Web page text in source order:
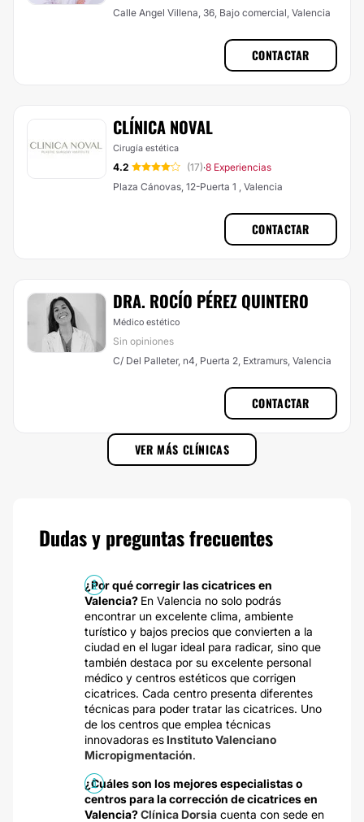
Calle Angel Villena, 36, Bajo comercial, Valencia
CONTACTAR
CLÍNICA NOVAL
Cirugía estética
4.2 (17)·8 Experiencias
Plaza Cánovas, 12-Puerta 1 , Valencia
CONTACTAR
DRA. ROCÍO PÉREZ QUINTERO
Médico estético
Sin opiniones
C/ Del Palleter, n4, Puerta 2, Extramurs, Valencia
CONTACTAR
VER MÁS CLÍNICAS
Dudas y preguntas frecuentes
¿Por qué corregir las cicatrices en
Valencia? En Valencia no solo podrás
encontrar un excelente clima, ambiente
turístico y bajos precios que convierten a la
ciudad en el lugar ideal para radicar, sino que
también destaca por su excelente personal
médico y centros estéticos que corrigen
cicatrices. Cada centro presenta diferentes
técnicas para poder tratar las cicatrices. Uno
de los centros que emplea técnicas
innovadoras esInstituto Valenciano
Micropigmentación.
¿Cuáles son los mejores especialistas o
centros para la corrección de cicatrices en
Valencia?Clínica Dorsia cuenta con sede en